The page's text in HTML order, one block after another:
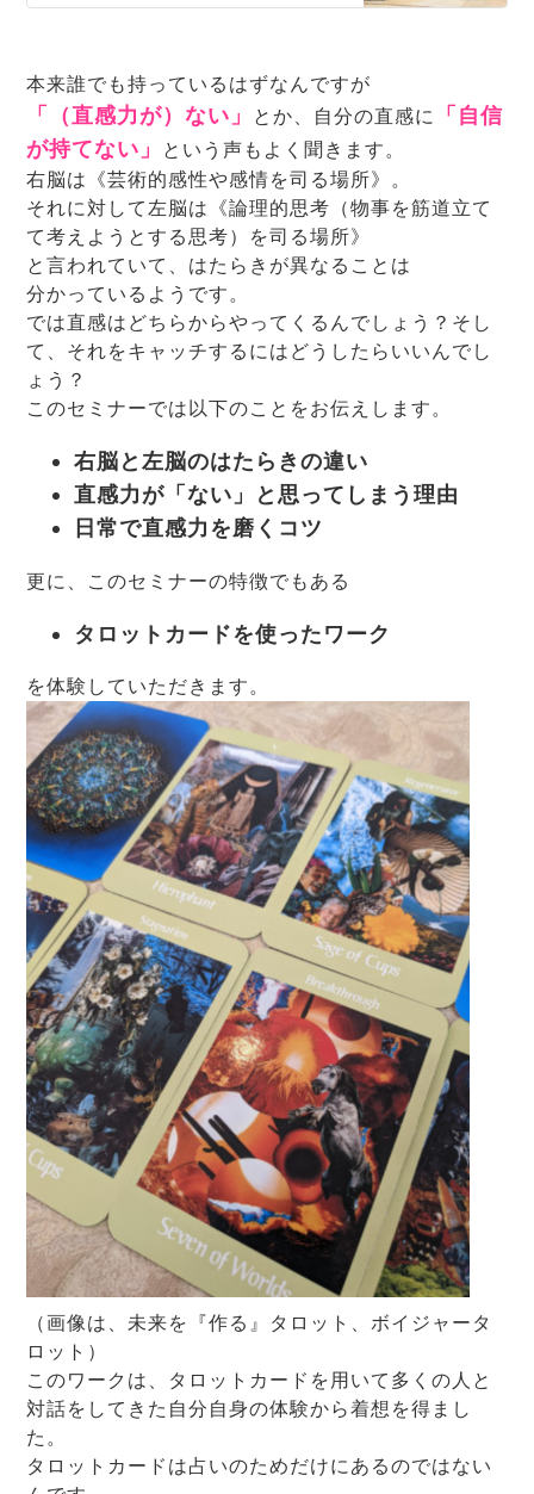
本来誰でも持っているはずなんですが
「（直感力が）ない」 とか、自分の直感に
「自信
が持てない」
という声もよく聞きます。
右脳は《芸術的感性や感情を司る場所》。
それに対して左脳は《論理的思考（物事を筋道立て
て考えようとする思考）を司る場所》
と言われていて、はたらきが異なることは
分かっているようです。
では直感はどちらからやってくるんでしょう？そし
て、それをキャッチするにはどうしたらいいんでし
ょう？
このセミナーでは以下のことをお伝えします。
右脳と左脳のはたらきの違い
直感力が「ない」と思ってしまう理由
日常で直感力を磨くコツ
更に、このセミナーの特徴でもある
タロットカードを使ったワーク
を体験していただきます。
（画像は、未来を『作る』タロット、ボイジャータ
ロット）
このワークは、タロットカードを用いて多くの人と
対話をしてきた自分自身の体験から着想を得まし
た。
タロットカードは占いのためだけにあるのではない